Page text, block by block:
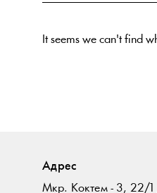
It seems we can't find
Адрес
Мкр. Коктем - 3, 22/1